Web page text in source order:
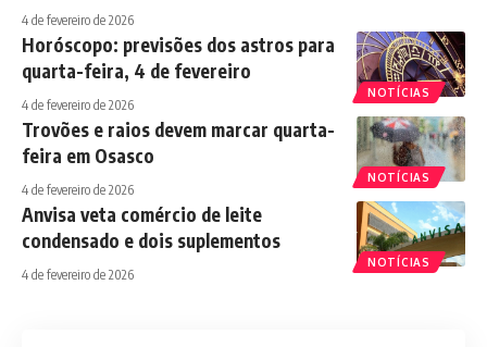
4 de fevereiro de 2026
NOTÍCIAS
Horóscopo: previsões dos astros para
quarta-feira, 4 de fevereiro
4 de fevereiro de 2026
NOTÍCIAS
Trovões e raios devem marcar quarta-
feira em Osasco
4 de fevereiro de 2026
NOTÍCIAS
Anvisa veta comércio de leite
condensado e dois suplementos
4 de fevereiro de 2026